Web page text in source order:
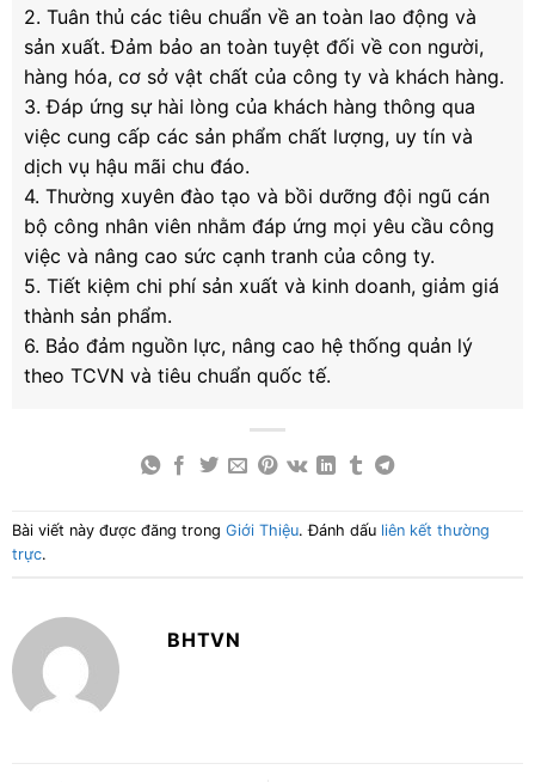
2. Tuân thủ các tiêu chuẩn về an toàn lao động và
sản xuất. Đảm bảo an toàn tuyệt đối về con người,
hàng hóa, cơ sở vật chất của công ty và khách hàng.
3. Đáp ứng sự hài lòng của khách hàng thông qua
việc cung cấp các sản phẩm chất lượng, uy tín và
dịch vụ hậu mãi chu đáo.
4. Thường xuyên đào tạo và bồi dưỡng đội ngũ cán
bộ công nhân viên nhằm đáp ứng mọi yêu cầu công
việc và nâng cao sức cạnh tranh của công ty.
5. Tiết kiệm chi phí sản xuất và kinh doanh, giảm giá
thành sản phẩm.
6. Bảo đảm nguồn lực, nâng cao hệ thống quản lý
theo TCVN và tiêu chuẩn quốc tế.
Bài viết này được đăng trong Giới Thiệu. Đánh dấu liên kết thường
trực.
BHTVN